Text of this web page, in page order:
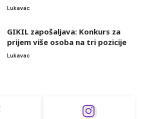
Lukavac
GIKIL zapošaljava: Konkurs za
prijem više osoba na tri pozicije
Lukavac